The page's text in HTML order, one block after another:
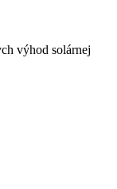
výhod solárnej